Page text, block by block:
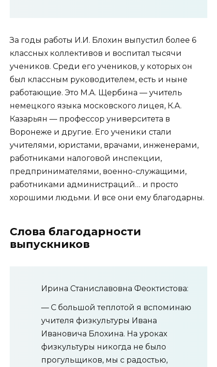
За годы работы И.И. Блохин выпустил более 6
классных коллективов и воспитал тысячи
учеников. Среди его учеников, у которых он
был классным руководителем, есть и ныне
работающие. Это М.А. Щербина — учитель
немецкого языка московского лицея, К.А.
Казарьян — профессор университета в
Воронеже и другие. Его ученики стали
учителями, юристами, врачами, инженерами,
работниками налоговой инспекции,
предпринимателями, военно-служащими,
работниками администраций… и просто
хорошими людьми. И все они ему благодарны.
Слова благодарности
выпускников
Ирина Станиславовна Феоктистова:
— С большой теплотой я вспоминаю
учителя физкультуры Ивана
Ивановича Блохина. На уроках
физкультуры никогда не было
прогульщиков, мы с радостью,